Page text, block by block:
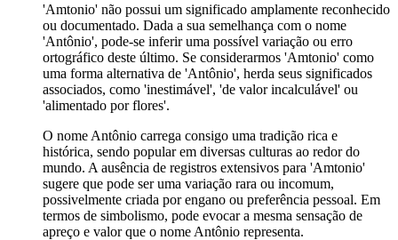
'Amtonio' não possui um significado amplamente reconhecido
ou documentado. Dada a sua semelhança com o nome
'Antônio', pode-se inferir uma possível variação ou erro
ortográfico deste último. Se considerarmos 'Amtonio' como
uma forma alternativa de 'Antônio', herda seus significados
associados, como 'inestimável', 'de valor incalculável' ou
'alimentado por flores'.
O nome Antônio carrega consigo uma tradição rica e
histórica, sendo popular em diversas culturas ao redor do
mundo. A ausência de registros extensivos para 'Amtonio'
sugere que pode ser uma variação rara ou incomum,
possivelmente criada por engano ou preferência pessoal. Em
termos de simbolismo, pode evocar a mesma sensação de
apreço e valor que o nome Antônio representa.